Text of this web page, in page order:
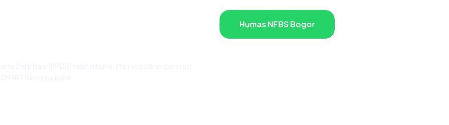
Humas NFBS Bogor